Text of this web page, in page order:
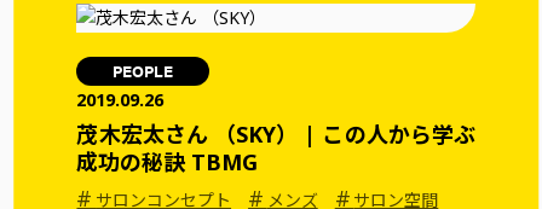
PEOPLE
2019.09.26
茂木宏太さん （SKY） | この人から学ぶ
成功の秘訣 TBMG
# サロンコンセプト # メンズ # サロン空間